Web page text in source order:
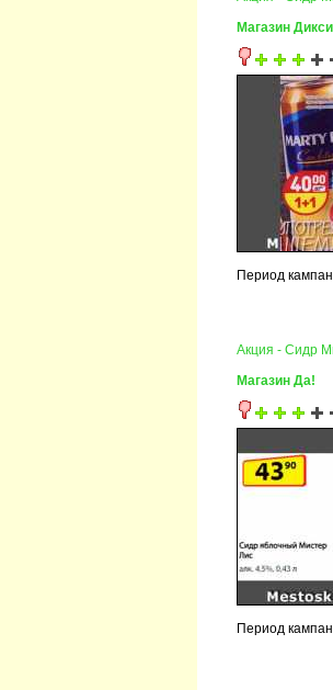
Магазин Дикси
Период
Акция - Сидр
Магазин Да!
Период